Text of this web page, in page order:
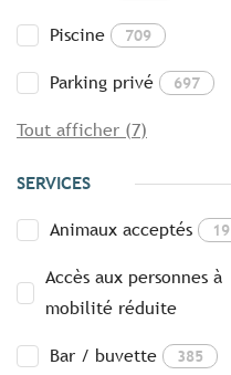
Piscine 709
Parking privé 697
Tout afficher (7)
SERVICES
Animaux acceptés
Accès aux personnes à
mobilité réduite
Bar / buvette 385